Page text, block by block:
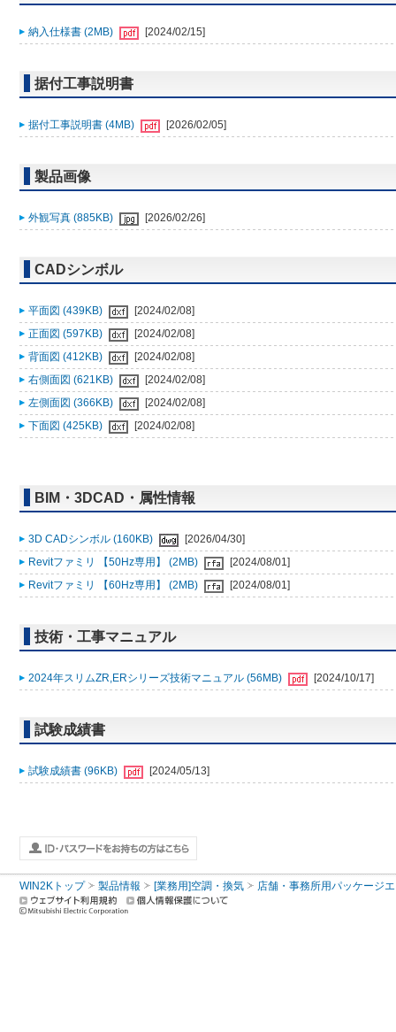
納入仕様書 (2MB) [2024/02/15]
据付工事説明書
据付工事説明書 (4MB) [2026/02/05]
製品画像
外観写真 (885KB) [2026/02/26]
CADシンボル
平面図 (439KB)
[2024/02/08]
正面図 (597KB)
[2024/02/08]
背面図 (412KB)
[2024/02/08]
右側面図 (621KB)
[2024/02/08]
左側面図 (366KB)
[2024/02/08]
下面図 (425KB)
[2024/02/08]
BIM・3DCAD・属性情報
3D CADシンボル (160KB)
[2026/04/30]
Revitファミリ 【50Hz専用】 (2MB)
[2024/08/01]
Revitファミリ 【60Hz専用】 (2MB)
[2024/08/01]
技術・工事マニュアル
2024年スリムZR,ERシリーズ技術マニュアル (56MB) [2024/10/17]
試験成績書
試験成績書 (96KB) [2024/05/13]
WIN2Kトップ 製品情報 [業務用]空調・換気 店舗・事務所用パッケージ